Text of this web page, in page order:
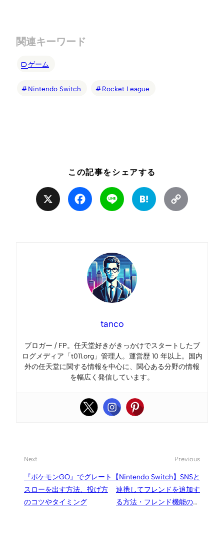
関連キーワード
ゲーム
Nintendo Switch Rocket League
この記事をシェアする
Facebook Line Hatena
tanco
ブロガー / FP。任天堂好きがきっかけでスタートしたブ
ログメディア「t011.org」管理人。運営歴 10 年以上。国内
外の任天堂に関する情報を中心に、関心ある分野の情報
を幅広く発信しています。
Next
『ポケモンGO』でグレート
スローを出す方法、投げ方
のコツやタイミング
Previous
【Nintendo Switch】SNSと
連携してフレンドを追加す
る方法・フレンド機能の連